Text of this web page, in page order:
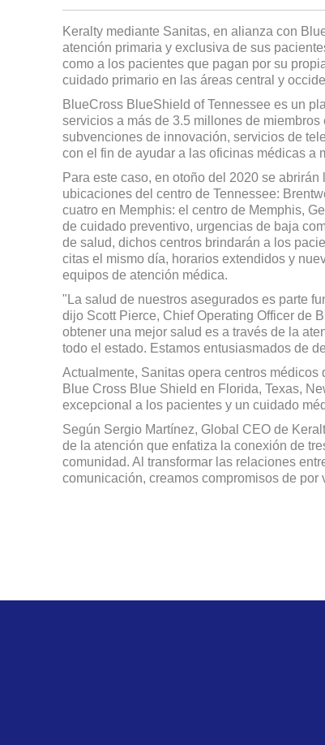
Keralty mediante Sanitas, en alianza con
atención primaria y exclusiva de sus
como a los pacientes que pagan por su
cuidado primario en las áreas central y
BlueCross BlueShield of Tennessee es un
servicios a más de 3.5 millones de
subvenciones de innovación, servicios de
con el fin de ayudar a las oficinas médicas a
Para este caso, en otoño del 2020 se
ubicaciones del centro de Tennessee:
cuatro en Memphis: el centro de Memphis,
de cuidado preventivo, urgencias de baja
de salud, dichos centros brindarán a los
citas el mismo día, horarios extendidos y
equipos de atención médica.
"La salud de nuestros asegurados es parte
dijo Scott Pierce, Chief Operating Officer de
obtener una mejor salud es a través de la
todo el estado. Estamos entusiasmados de
Actualmente, Sanitas opera centros
Blue Cross Blue Shield en Florida, Texas,
excepcional a los pacientes y un cuidado
Según Sergio Martínez, Global CEO de
de la atención que enfatiza la conexión de
comunidad. Al transformar las relaciones
comunicación, creamos compromisos de por